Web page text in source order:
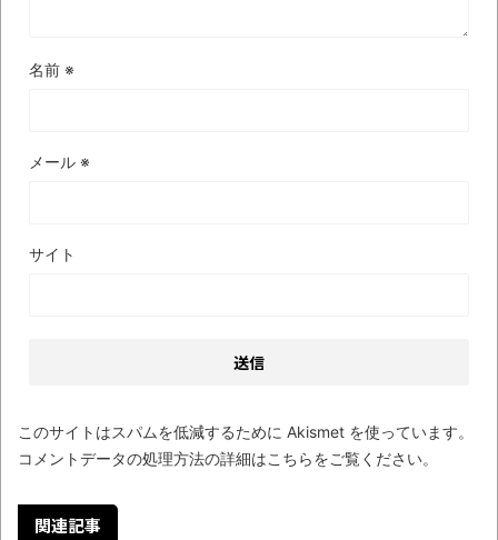
名前 ※
メール ※
サイト
このサイトはスパムを低減するために Akismet を使っています。
コメントデータの処理方法の詳細はこちらをご覧ください。
関連記事